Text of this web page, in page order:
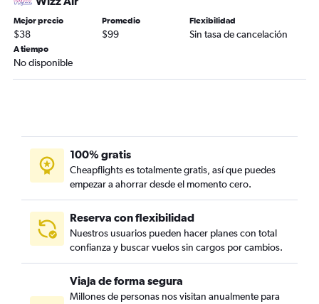
Mejor precio
$38
Promedio
$99
Flexibilidad
Sin tasa de cancelación
A tiempo
No disponible
100% gratis
Cheapflights es totalmente gratis, así que puedes
empezar a ahorrar desde el momento cero.
Reserva con flexibilidad
Nuestros usuarios pueden hacer planes con total
confianza y buscar vuelos sin cargos por cambios.
Viaja de forma segura
Millones de personas nos visitan anualmente para